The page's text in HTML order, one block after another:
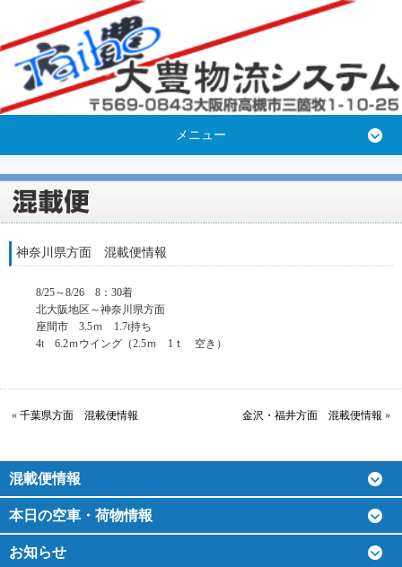
メニュー
神奈川県方面 混載便情報
8/25～8/26 8：30着
北大阪地区～神奈川県方面
座間市 3.5ｍ 1.7t持ち
4t 6.2ｍウイング（2.5ｍ 1ｔ 空き）
« 千葉県方面 混載便情報 金沢・福井方面 混載便情報 »
混載便情報
本日の空車・荷物情報
お知らせ